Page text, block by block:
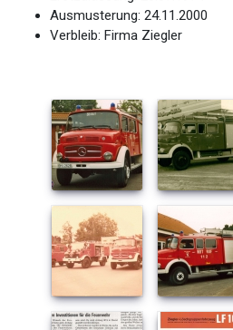
Ausmusterung: 24.11.2000
Verbleib: Firma Ziegler